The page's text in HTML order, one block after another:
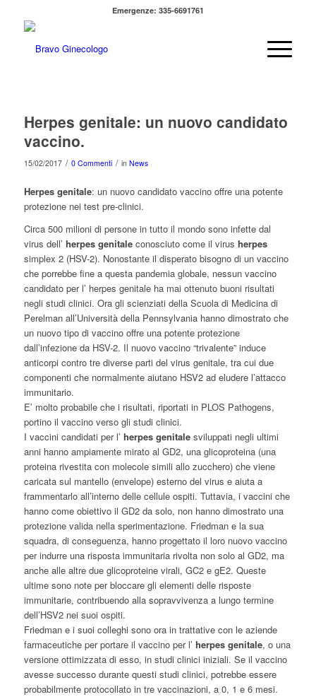
Emergenze: 335-6691761
Herpes genitale: un nuovo candidato
vaccino.
15/02/2017 / 0 Commenti / in News
Herpes genitale: un nuovo candidato vaccino offre una potente
protezione nei test pre-clinici.
Circa 500 milioni di persone in tutto il mondo sono infette dal
virus dell’ herpes genitaleconosciuto come il virus herpes
simplex 2 (HSV-2). Nonostante il disperato bisogno di un vaccino
che porrebbe fine a questa pandemia globale, nessun vaccino
candidato per l’ herpes genitale ha mai ottenuto buoni risultati
negli studi clinici. Ora gli scienziati della Scuola di Medicina di
Perelman all’Università della Pennsylvania hanno dimostrato che
un nuovo tipo di vaccino offre una potente protezione
dall’infezione da HSV-2. Il nuovo vaccino “trivalente” induce
anticorpi contro tre diverse parti del virus genitale, tra cui due
componenti che normalmente aiutano HSV2 ad eludere l’attacco
immunitario.
E’ molto probabile che i risultati, riportati in PLOS Pathogens,
portino il vaccino verso gli studi clinici.
I vaccini candidati per l’ herpes genitalesviluppati negli ultimi
anni hanno ampiamente mirato al GD2, una glicoproteina (una
proteina rivestita con molecole simili allo zucchero) che viene
caricata sul mantello (envelope) esterno del virus e aiuta a
frammentarlo all’interno delle cellule ospiti. Tuttavia, i vaccini che
hanno come obiettivo il GD2 da solo, non hanno dimostrato una
protezione valida nella sperimentazione. Friedman e la sua
squadra, di conseguenza, hanno progettato il loro nuovo vaccino
per indurre una risposta immunitaria rivolta non solo al GD2, ma
anche alle altre due glicoproteine virali, GC2 e gE2. Queste
ultime sono note per bloccare gli elementi delle risposte
immunitarie, contribuendo alla sopravvivenza a lungo termine
dell’HSV2 nei suoi ospiti.
Friedman e i suoi colleghi sono ora in trattative con le aziende
farmaceutiche per portare il vaccino per l’ herpes genitale, o una
versione ottimizzata di esso, in studi clinici iniziali. Se il vaccino
avesse successo durante questi studi clinici, potrebbe essere
probabilmente protocollato in tre vaccinazioni, a 0, 1 e 6 mesi.